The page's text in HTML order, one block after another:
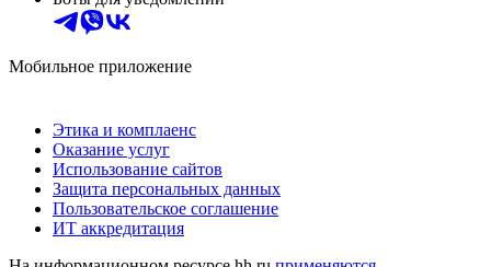
Мобильное приложение
Этика и комплаенс
Оказание услуг
Использование сайтов
Защита персональных данных
Пользовательское соглашение
ИТ аккредитация